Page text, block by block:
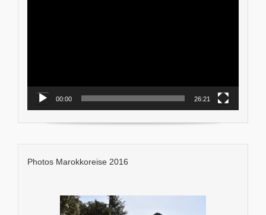
00:00 26:21
Photos Marokkoreise 2016